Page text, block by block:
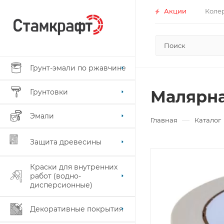
Акции
Грунт-эмали по ржавчине
Грунтовки
Эмали
Защита древесины
Краски для внутренних
работ (водно-
дисперсионные)
Декоративные покрытия
Главная — Каталог